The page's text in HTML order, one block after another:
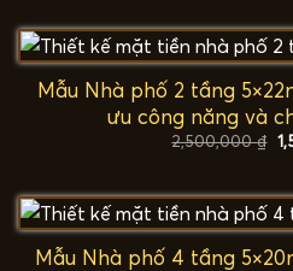
Mẫu Nhà phố 2 tầng
ưu công năng và
2,500,000₫
Mẫu Nhà phố 4 tầng